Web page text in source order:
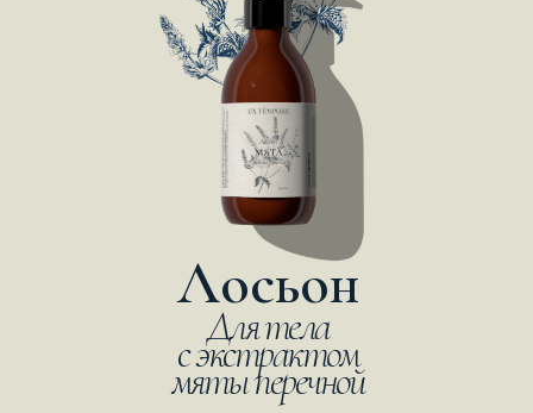
Лосьон
Для тела
с экстрактом
мяты перечной